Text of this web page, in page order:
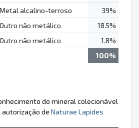
Metal alcalino-terroso
39%
Outro não metálico
18.5%
Outro não metálico
1.8%
100%
do mineral colecionável
de Naturae Lapides